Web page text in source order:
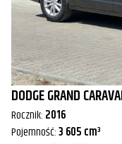
DODGE GRAND
Rocznik: 2016
Pojemność:3 605 cm³